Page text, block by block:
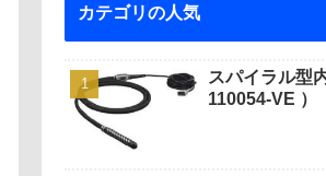
カテゴリの人気
スパイラル型
110054-VE ）